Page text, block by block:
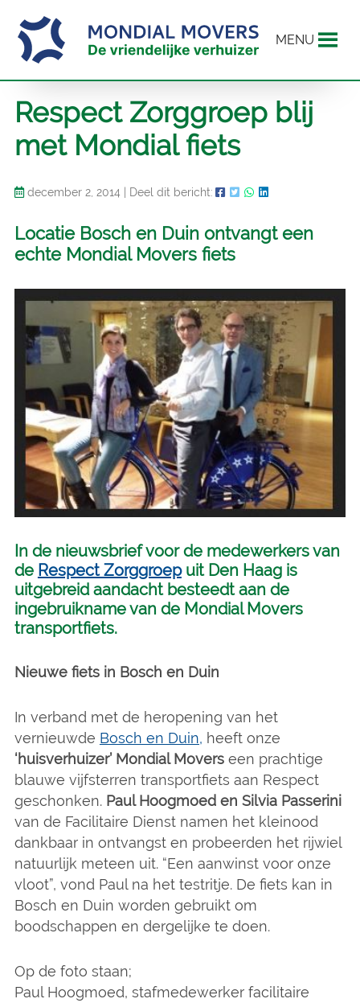
MENU
Respect Zorggroep blij
met Mondial fiets
december 2, 2014 Deel dit bericht:
Locatie Bosch en Duin ontvangt een
echte Mondial Movers fiets
In de nieuwsbrief voor de medewerkers van
de Respect Zorggroepuit Den Haag is
uitgebreid aandacht besteedt aan de
ingebruikname van de Mondial Movers
transportfiets.
Nieuwe fiets in Bosch en Duin
In verband met de heropening van het
vernieuwde Bosch en Duin, heeft onze
‘huisverhuizer’ Mondial Moverseen prachtige
blauwe vijfsterren transportfiets aan Respect
geschonken. Paul Hoogmoed en Silvia Passerini
van de Facilitaire Dienst namen het kleinood
dankbaar in ontvangst en probeerden het rijwiel
natuurlijk meteen uit. “Een aanwinst voor onze
vloot”, vond Paul na het testritje. De fiets kan in
Bosch en Duin worden gebruikt om
boodschappen en dergelijke te doen.
Op de foto staan;
Paul Hoogmoed, stafmedewerker facilitaire